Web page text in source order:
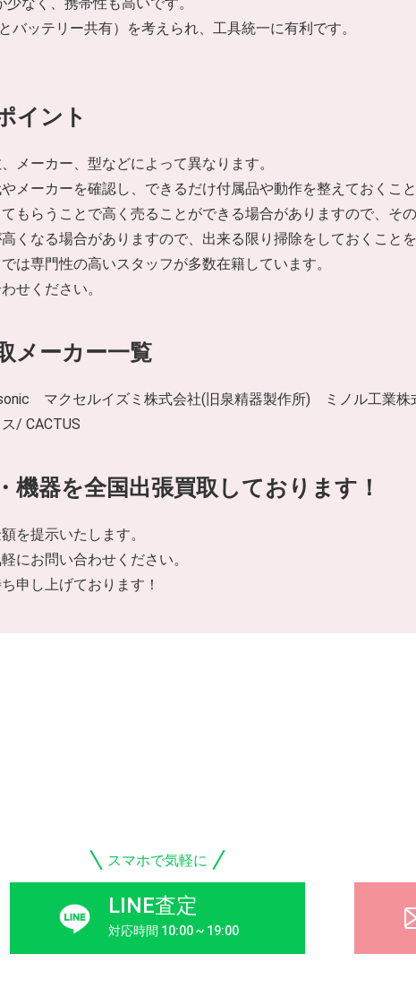
バッテリー共有）を考えられ、工具統一に有利です。
イント
メーカー、型などによって異なります。
メーカーを確認し、できるだけ付属品や動作を整えておくこと
もらうことで高く売ることができる場合がありますので、そ
くなる場合がありますので、出来る限り掃除をしておくことを
は専門性の高いスタッフが多数在籍しています。
せください。
メーカー一覧
マクセルイズミ株式会社(旧泉精器製作所) ミノル工業株
/ CACTUS
器を全国出張買取しております！
を提示いたします。
にお問い合わせください。
申し上げております！
スマホで気軽に
LINE査定
対応時間 10:00 ~ 19:00